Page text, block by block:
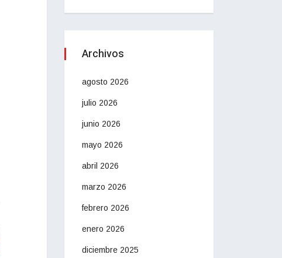
Archivos
agosto 2026
julio 2026
junio 2026
mayo 2026
abril 2026
marzo 2026
febrero 2026
enero 2026
diciembre 2025